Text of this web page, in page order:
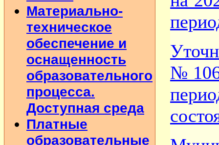
Материально-
техническое
обеспечение и
оснащенность
образовательного
процесса.
Доступная среда
Платные
образовательные
№106